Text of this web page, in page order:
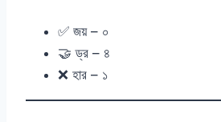
✅ জয় – ০
🤝 ড্র – ৪
❌ হার – ১